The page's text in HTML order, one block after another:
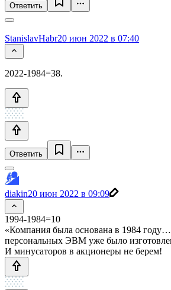
Ответить
StanislavHabr20 июн 2022 в 07:40
2022-1984=38.
Ответить
diakin20 июн 2022 в 09:09
1994-1984=10
«Компания была основана в 1984
персональных ЭВМ уже было
И минусаторов в акционеры не берем!